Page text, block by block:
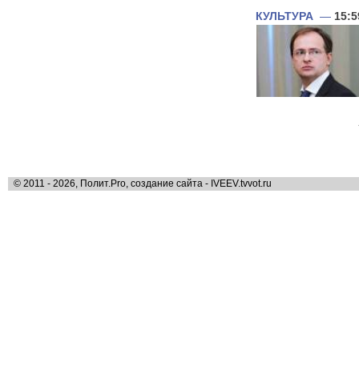
КУЛЬТУРА —
© 2011 - 2026, Полит.Pro, создание сайта - IVEEV.tvvot.ru